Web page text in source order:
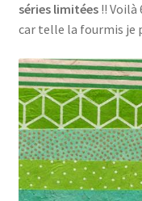
séries limitées!! Voilà
car telle la fourmis je